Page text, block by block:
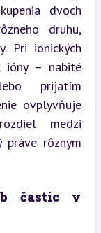
dvoch
druhu,
Pri ionických
ióny – nabité
prijatím
ovplyvňuje
medzi
práve rôznym
častíc v